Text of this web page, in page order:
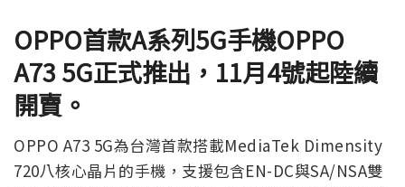
OPPO首款A系列5G手機OPPO
A73 5G正式推出，11月4號起陸續
開賣。
OPPO A73 5G為台灣首款搭載MediaTek Dimensity
720八核心晶片的手機，支援包含EN-DC與SA/NSA雙